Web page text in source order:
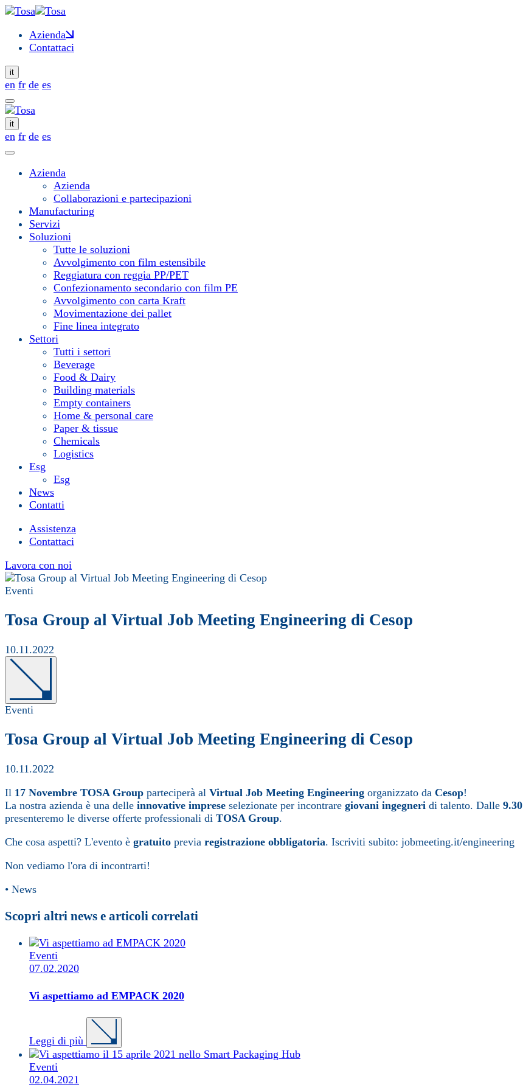
Azienda
Contattaci
it
en fr de es
it
en fr de es
Azienda
Azienda
Collaborazioni e partecipazioni
Manufacturing
Servizi
Soluzioni
Tutte le soluzioni
Avvolgimento con film estensibile
Reggiatura con reggia PP/PET
Confezionamento secondario con film PE
Avvolgimento con carta Kraft
Movimentazione dei pallet
Fine linea integrato
Settori
Tutti i settori
Beverage
Food & Dairy
Building materials
Empty containers
Home & personal care
Paper & tissue
Chemicals
Logistics
Esg
Esg
News
Contatti
Assistenza
Contattaci
Lavora con noi
Eventi
Tosa Group al Virtual Job Meeting Engineering di Cesop
10.11.2022
Eventi
Tosa Group al Virtual Job Meeting Engineering di Cesop
10.11.2022
Il 17 Novembre TOSA Group parteciperà al Virtual Job Meeting Engineering organizzato da Cesop!
La nostra azienda è una delle innovative imprese selezionate per incontrare giovani ingegneri di talento. Dalle 9.30
presenteremo le diverse offerte professionali di TOSA Group.
Che cosa aspetti? L'evento è gratuito previa registrazione obbligatoria. Iscriviti subito: jobmeeting.it/engineering
Non vediamo l'ora di incontrarti!
• News
Scopri altri news e articoli correlati
Eventi
07.02.2020
Vi aspettiamo ad EMPACK 2020
Leggi di più
Eventi
02.04.2021